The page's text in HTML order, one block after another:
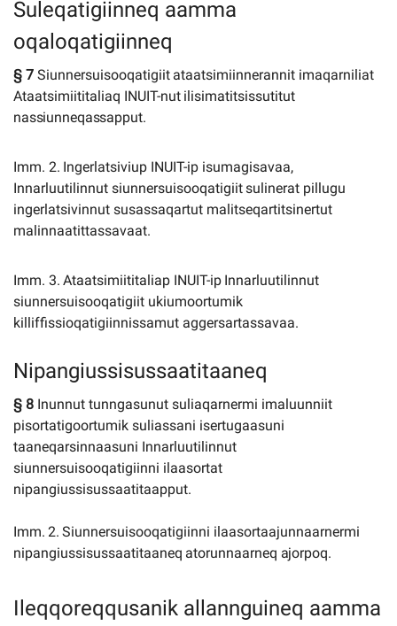
Suleqatigiinneq aamma
oqaloqatigiinneq
§ 7 Siunnersuisooqatigiit ataatsimiinnerannit imaqarniliat
Ataatsimiititaliaq INUIT-nut ilisimatitsissutitut
nassiunneqassapput.
Imm. 2. Ingerlatsiviup INUIT-ip isumagisavaa,
Innarluutilinnut siunnersuisooqatigiitsulinerat pillugu
ingerlatsivinnut susassaqartut malitseqartitsinertut
malinnaatittassavaat.
Imm. 3. Ataatsimiititaliap INUIT-ip Innarluutilinnut
siunnersuisooqatigiit ukiumoortumik
killiffissioqatigiinnissamut aggersartassavaa.
Nipangiussisussaatitaaneq
§ 8 Inunnut tunngasunut suliaqarnermi imaluunniit
pisortatigoortumik suliassani isertugaasuni
taaneqarsinnaasuni Innarluutilinnut
siunnersuisooqatigiinni ilaasortat
nipangiussisussaatitaapput.
Imm. 2. Siunnersuisooqatigiinni ilaasortaajunnaarnermi
nipangiussisussaatitaaneq atorunnaarneq ajorpoq.
Ileqqoreqqusanik allannguineq aamma